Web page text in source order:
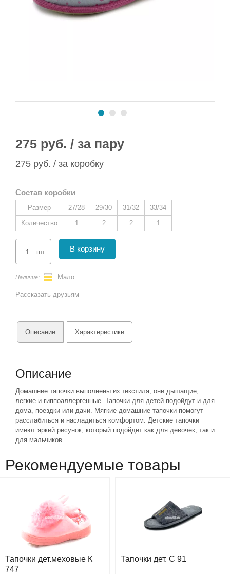
275 руб. / за пару
275 руб. / за коробку
Состав коробки
Размер 27/28 29/30 31/32
33/34
Количество
1 2 2 1
шт В корзину
Наличие: Мало
Рассказать друзьям
Описание Характеристики
Описание
Домашние тапочки выполнены из текстиля, они дышащие,
легкие и гиппоаллергенные. Тапочки для детей подойдут и для
дома, поездки или дачи. Мягкие домашние тапочки помогут
расслабиться и насладиться комфортом. Детские тапочки
имеют яркий рисунок, который подойдет как для девочек, так и
для мальчиков.
Рекомендуемые товары
Тапочки дет.меховые К
747
Тапочки дет. С 91
Сапоги ПВХ/ЭВА
Сапоги ПВХ
Пляжная обувь